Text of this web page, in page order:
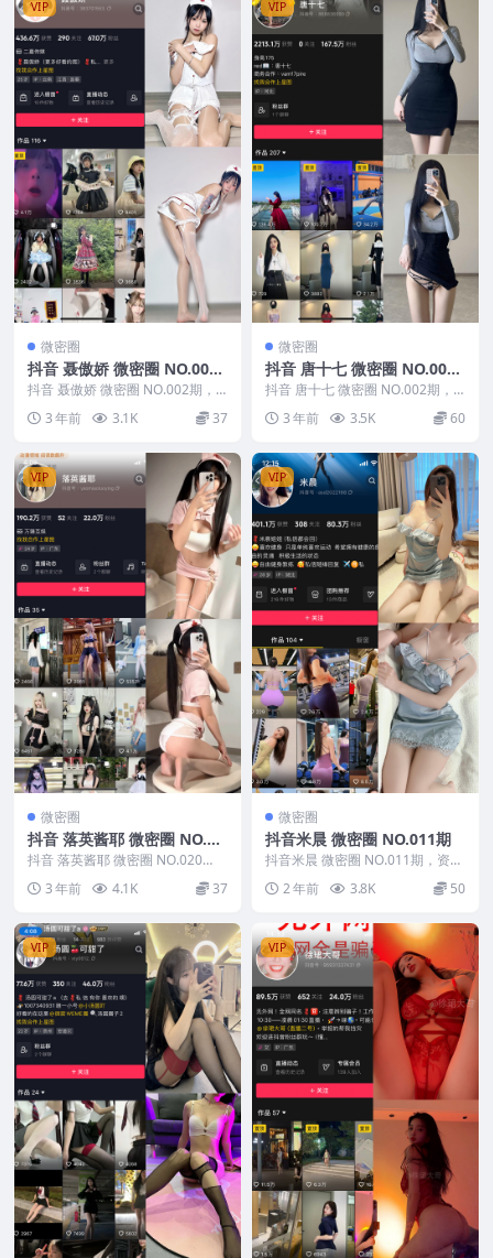
VIP
微密圈
抖音 聂傲娇 微密圈 NO.002
期
抖音 聂傲娇 微密圈 NO.002期，
资源详情：抖音 聂傲娇 微密圈 N
O.00...
3 年前 3.1K 37
VIP
微密圈
抖音 唐十七 微密圈 NO.002
期
抖音 唐十七 微密圈 NO.002期，
资源详情：抖音 唐十七 微密圈 N
O.00...
3 年前 3.5K 60
VIP
微密圈
抖音 落英酱耶 微密圈 NO.02
0期
抖音 落英酱耶 微密圈 NO.020
期，资源详情：抖音 落英酱耶 微
密圈 NO....
3 年前 4.1K 37
VIP
微密圈
抖音米晨 微密圈 NO.011期
抖音米晨 微密圈 NO.011期，资源
详情：抖音米晨 微密圈 NO.011期
【...2 年前 3.8K 50
VIP VIP